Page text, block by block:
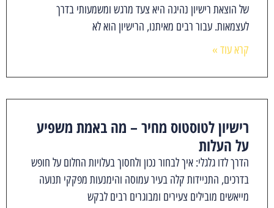
של הוצאת רישיון נהיגה היא צעד מרגש ומשמעותי בדרך
לעצמאות. עבור רבים מאיתנו, הרישיון הוא לא
קרא עוד »
רישיון לטוסטוס מחיר – מה באמת משפיע
על העלות
הדרך לדו גלגלי: איך לבחור נכון ולחסוך בעלויות החלום על חופש
בדרכים, התניידות קלה בעיר עמוסה והימנעות מפקקי תנועה
מייאשים מובילים צעירים ומבוגרים רבים לבקש